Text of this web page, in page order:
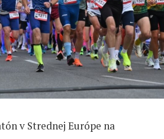
v Strednej Európe na